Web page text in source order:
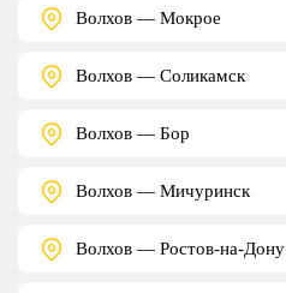
Волхов — Мокрое
Волхов — Соликамск
Волхов — Бор
Волхов — Мичуринск
Волхов — Ростов-на-Дону